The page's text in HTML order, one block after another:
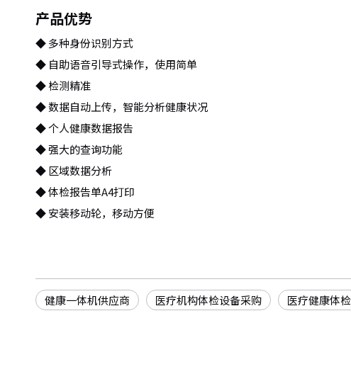
产品优势
◆ 多种身份识别方式
◆ 自助语音引导式操作，使用简单
◆ 检测精准
◆ 数据自动上传，智能分析健康状况
◆ 个人健康数据报告
◆ 强大的查询功能
◆ 区域数据分析
◆ 体检报告单A4打印
◆ 安装移动轮，移动方便
健康一体机供应商 医疗机构体检设备采购 医疗健康体